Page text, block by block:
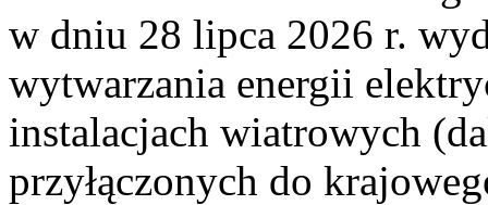
w dniu 28 lipca 2026 r.
wytwarzania energii
instalacjach wiatrowych
przyłączonych do